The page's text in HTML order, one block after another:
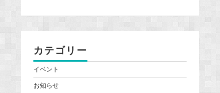
カテゴリー
イベント
お知らせ